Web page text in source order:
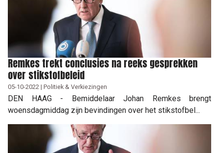
Remkes trekt conclusies na reeks gesprekken
over stikstofbeleid
05-10-2022 | Politiek & Verkiezingen
DEN HAAG - Bemiddelaar Johan Remkes brengt
woensdagmiddag zijn bevindingen over het stikstofbel...